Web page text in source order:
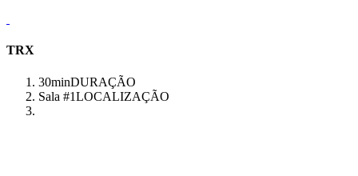
TRX
30minDURAÇÃO
Sala #1LOCALIZAÇÃO